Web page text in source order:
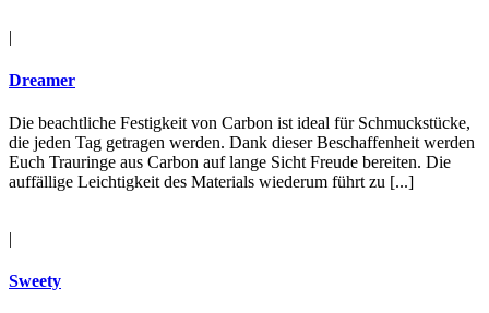
|
Dreamer
Die beachtliche Festigkeit von Carbon ist ideal für Schmuckstücke,
die jeden Tag getragen werden. Dank dieser Beschaffenheit werden
Euch Trauringe aus Carbon auf lange Sicht Freude bereiten. Die
auffällige Leichtigkeit des Materials wiederum führt zu [...]
|
Sweety